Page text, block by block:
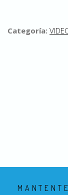
Categoría: